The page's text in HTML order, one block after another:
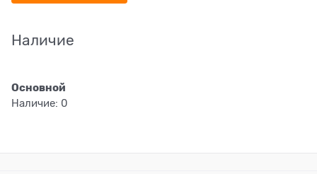
Наличие
Основной
Наличие: 0